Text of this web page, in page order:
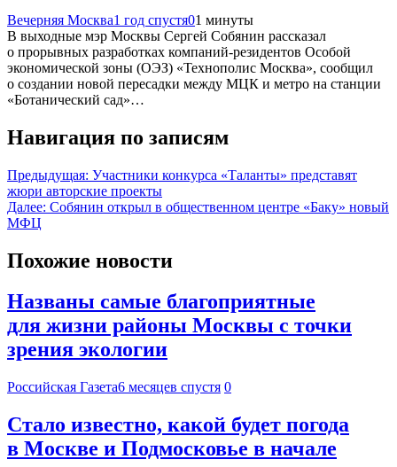
Вечерняя Москва1 год спустя01 минуты
В выходные мэр Москвы Сергей Собянин рассказал
о прорывных разработках компаний-резидентов Особой
экономической зоны (ОЭЗ) «Технополис Москва», сообщил
о создании новой пересадки между МЦК и метро на станции
«Ботанический сад»…
Навигация по записям
Предыдущая: Участники конкурса «Таланты» представят
жюри авторские проекты
Далее: Собянин открыл в общественном центре «Баку» новый
МФЦ
Похожие новости
Названы самые благоприятные
для жизни районы Москвы с точки
зрения экологии
Российская Газета6 месяцев спустя 0
Стало известно, какой будет погода
в Москве и Подмосковье в начале